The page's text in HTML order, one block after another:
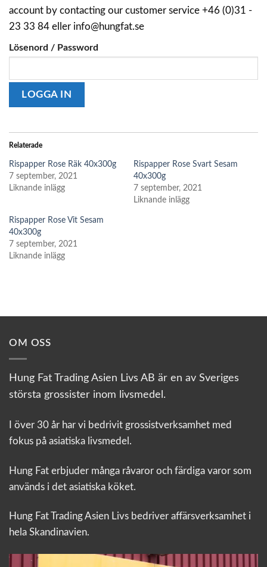
account by contacting our customer service +46 (0)31 -
23 33 84 eller info@hungfat.se
Lösenord / Password
Relaterade
Rispapper Rose Räk 40x300g
7 september, 2021
Liknande inlägg
Rispapper Rose Svart Sesam
40x300g
7 september, 2021
Liknande inlägg
Rispapper Rose Vit Sesam
40x300g
7 september, 2021
Liknande inlägg
OM OSS
Hung Fat Trading Asien Livs AB är en av Sveriges
största grossister inom livsmedel.
I över 30 år har vi bedrivit grossistverksamhet med
fokus på asiatiska livsmedel.
Hung Fat erbjuder många råvaror och färdiga varor som
används i det asiatiska köket.
Hung Fat Trading Asien Livs bedriver affärsverksamhet i
hela Skandinavien.